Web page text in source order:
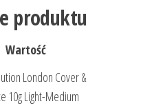
produktu
Wartość
London Cover &
10g Light-Medium